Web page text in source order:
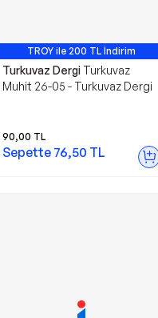
TROY ile 200 TL İndirim
Turkuvaz Dergi Turkuvaz
Muhit 26-05 - Turkuvaz Dergi
90,00 TL
Sepette 76,50 TL